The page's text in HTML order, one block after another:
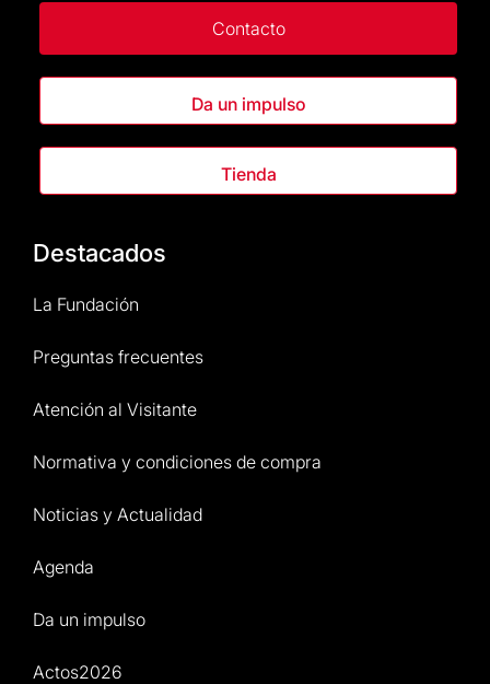
Contacto
Da un impulso
Tienda
Destacados
La Fundación
Preguntas frecuentes
Atención al Visitante
Normativa y condiciones de compra
Noticias y Actualidad
Agenda
Da un impulso
Actos2026